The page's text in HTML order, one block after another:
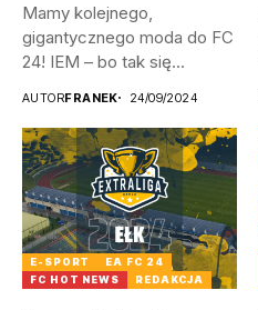
Mamy kolejnego,
gigantycznego moda do FC
24! IEM – bo tak się...
AUTORFRANEK 24/09/2024
E-SPORT
EA FC 24
FC HOT NEWS
REDAKCJA